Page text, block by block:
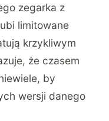
zegarka z
limitowane
krzykliwym
że czasem
by
wersji danego